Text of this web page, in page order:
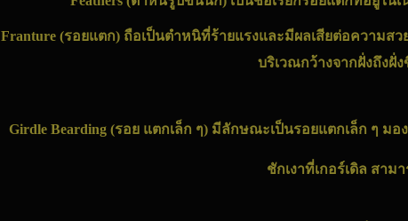
Franture (รอยแตก) ถือเป็นตำหนิที่ร้ายแรงและมีผลเสียต่อความ
บริเวณกว้างจากฝั่งถึงฝั่
Girdle Bearding (รอย แตกเล็ก ๆ) มีลักษณะเป็นรอยแตกเล็ก ๆ ม
ชักเงาที่เกอร์เดิล สาม